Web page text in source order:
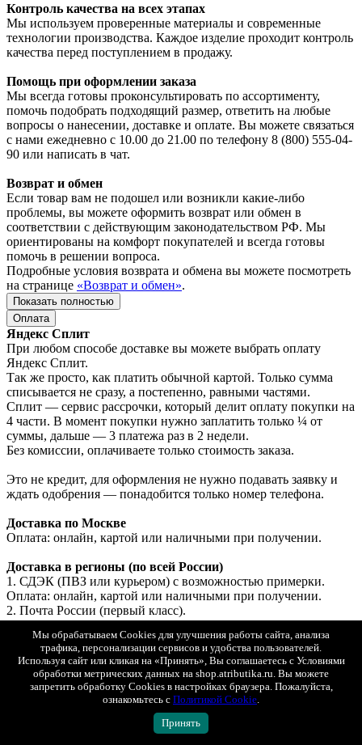
Контроль качества на всех этапах
Мы используем проверенные материалы и современные
технологии производства. Каждое изделие проходит контроль
качества перед поступлением в продажу.
Помощь при оформлении заказа
Мы всегда готовы проконсультировать по ассортименту,
помочь подобрать подходящий размер, ответить на любые
вопросы о нанесении, доставке и оплате. Вы можете связаться
с нами ежедневно с 10.00 до 21.00 по телефону 8 (800) 555-04-
90 или написать в чат.
Возврат и обмен
Если товар вам не подошел или возникли какие-либо
проблемы, вы можете оформить возврат или обмен в
соответствии с действующим законодательством РФ. Мы
ориентированы на комфорт покупателей и всегда готовы
помочь в решении вопроса.
Подробные условия возврата и обмена вы можете посмотреть
на странице «Возврат и обмен».
Показать полностью
Оплата
Яндекс Сплит
При любом способе доставке вы можете выбрать оплату
Яндекс Сплит.
Так же просто, как платить обычной картой. Только сумма
списывается не сразу, а постепенно, равными частями.
Сплит — сервис рассрочки, который делит оплату покупки на
4 части. В момент покупки нужно заплатить только ¼ от
суммы, дальше — 3 платежа раз в 2 недели.
Без комиссии, оплачиваете только стоимость заказа.
Это не кредит, для оформления не нужно подавать заявку и
ждать одобрения — понадобится только номер телефона.
Доставка по Москве
Оплата: онлайн, картой или наличными при получении.
Доставка в регионы (по всей России)
1. СДЭК (ПВЗ или курьером) с возможностью примерки.
Оплата: онлайн, картой или наличными при получении.
2. Почта России (первый класс).
Оплата: только онлайн.
Доставка в Беларусь и Казахстан
Оплата: только онлайн (банковской картой РФ).
Мы обрабатываем Cookies для улучшения работы сайта, анализа
трафика, персонализации сервисов и удобства пользователей.
Используя сайт или кликая на «Принять», Вы соглашаетесь с Условиями
обработки метрических данных на shop.atributika.ru. Вы можете
запретить обработку Cookies в настройках браузера. Пожалуйста,
ознакомьтесь с Политикой Cookie.
Принять